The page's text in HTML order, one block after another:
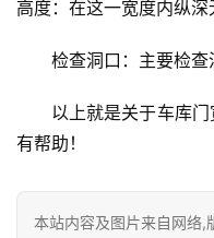
系
高度：在这一宽度内纵深
检查洞口：主要检查
以上就是关于车库
有帮助！
本站内容及图片来自网络,